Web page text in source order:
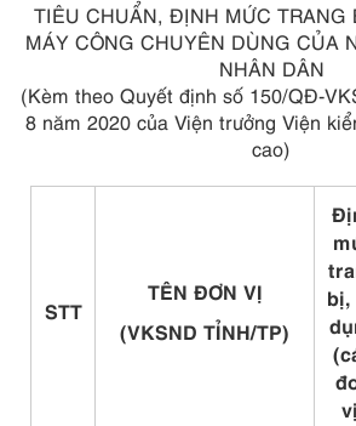
TIÊU CHUẨN, ĐỊNH MỨC TRANG
MÁY CÔNG CHUYÊN DÙNG CỦA
NHÂN DÂN
(Kèm theo Quyết định số 150/QĐ-
8 năm 2020 của Viện trưởng Viện
cao)
STT
TÊN ĐƠN VỊ
(VKSND TỈNH/TP)
bị,